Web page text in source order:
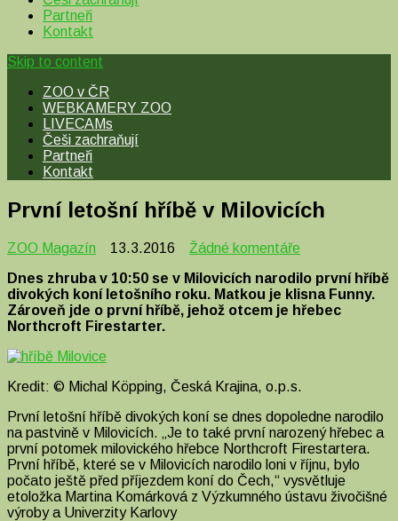
Partneři
Kontakt
Skip to content
ZOO v ČR
WEBKAMERY ZOO
LIVECAMs
Češi zachraňují
Partneři
Kontakt
První letošní hříbě v Milovicích
ZOO Magazín 13.3.2016 Žádné komentáře
s
názvem
První
Dnes zhruba v 10:50 se v Milovicích narodilo první hříbě
divokých koní letošního roku. Matkou je klisna Funny.
Zároveň jde o první hříbě, jehož otcem je hřebec
Northcroft Firestarter.
Kredit: © Michal Köpping, Česká Krajina, o.p.s.
První letošní hříbě divokých koní se dnes dopoledne narodilo
na pastvině v Milovicích. „Je to také první narozený hřebec a
první potomek milovického hřebce Northcroft Firestartera.
První hříbě, které se v Milovicích narodilo loni v říjnu, bylo
počato ještě před příjezdem koní do Čech,“ vysvětluje
etoložka Martina Komárková z Výzkumného ústavu živočišné
výroby a Univerzity Karlovy